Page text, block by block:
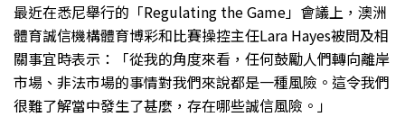
最近在悉尼舉行的「Regulating the Game」會議上，澳洲
體育誠信機構體育博彩和比賽操控主任Lara Hayes被問及相
關事宜時表示：「從我的角度來看，任何鼓勵人們轉向離岸
市場、非法市場的事情對我們來說都是一種風險。這令我們
很難了解當中發生了甚麼，存在哪些誠信風險。」